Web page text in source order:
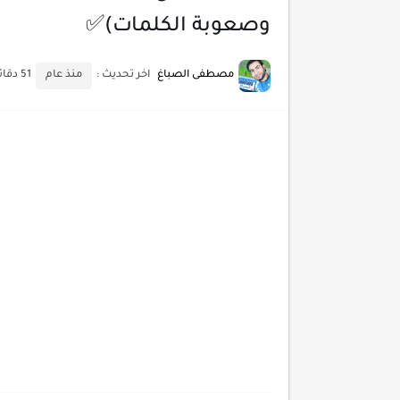
أسرار اختيار لوحة مفاتيح
أدوات مجانية للبحث عن الكلمات
وصعوبة الكلمات)✅
مصطفى الصباغ اخر تحديث : منذ عام 51 دقائق للقراءة